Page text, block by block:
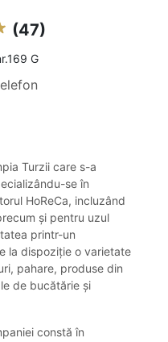
(47)
G
Turzii care s-a
se în
HoReCa, incluzând
și pentru uzul
printr-un
la dispoziție o varietate
pahare, produse din
de bucătărie și
constă în